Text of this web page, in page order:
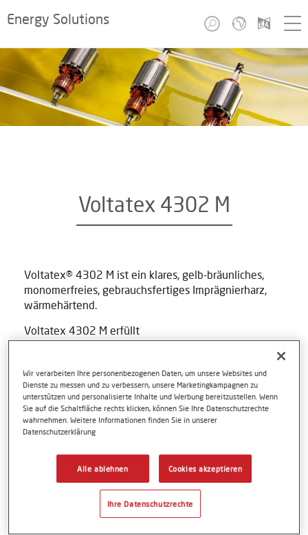
Energy Solutions
Voltatex 4302 M
Voltatex® 4302 M ist ein klares, gelb-bräunliches,
monomerfreies, gebrauchsfertiges Imprägnierharz,
wärmehärtend.
Voltatex 4302 M erfüllt
- inklusive Anhang XIV (SVHC's, PBT/vPvB)
- inklusive Anhang XVII und Verordnung (EU) Nr.
2017/1000 (PFOA)
Richtlinie 2011/65/EU (RoHS)
Schadstoffe)
Produktkriterien
Wir verarbeiten Ihre personenbezogenen Daten, um unsere Websites und
Dienste zu messen und zu verbessern, unsere Marketingkampagnen zu
unterstützen und personalisierte Inhalte und Werbung bereitzustellen. Wenn
Sie auf die Schaltfläche rechts klicken, können Sie Ihre Datenschutzrechte
wahrnehmen. Weitere Informationen finden Sie in unserer
Datenschutzerklärung
Alle ablehnen Cookies akzeptieren
Ihre Datenschutzrechte